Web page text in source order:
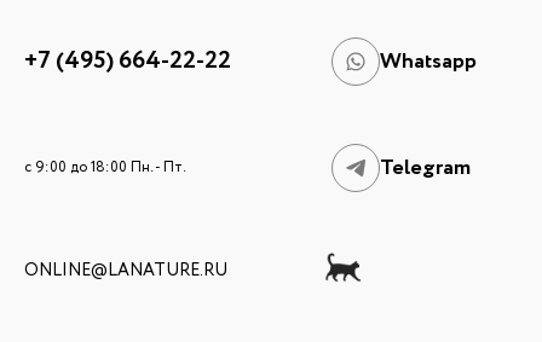
+7 (495) 664-22-22 Whatsapp
c 9:00 до 18:00 Пн. - Пт. Telegram
ONLINE@LANATURE.RU